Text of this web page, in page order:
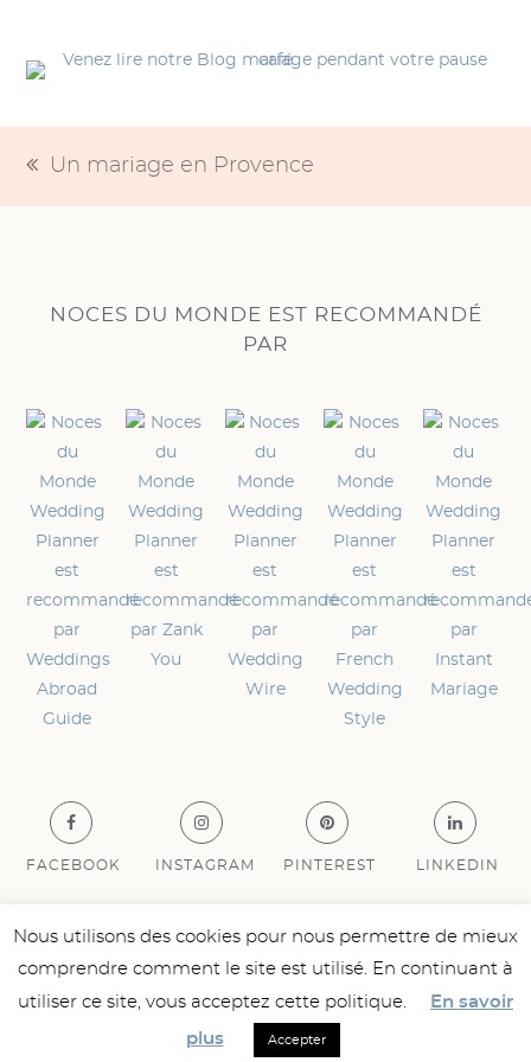
previous
Un mariage en Provence
NOCES DU MONDE EST RECOMMANDÉ
PAR
FACEBOOK INSTAGRAM PINTEREST LINKEDIN
NOCES DU MONDE – Copyright 2019
Mention légales
Fred – Design by Papier Velours
Nous utilisons des cookies pour nous permettre de mieux
comprendre comment le site est utilisé. En continuant à
utiliser ce site, vous acceptez cette politique.
En savoir
plus Accepter